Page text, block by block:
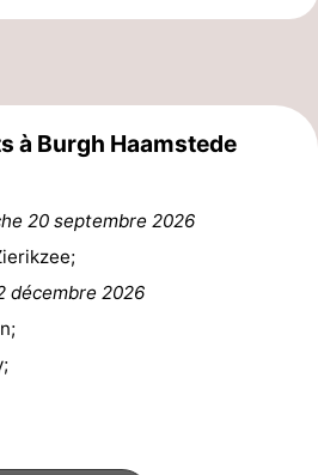
à Burgh Haamstede
20 septembre 2026
décembre 2026